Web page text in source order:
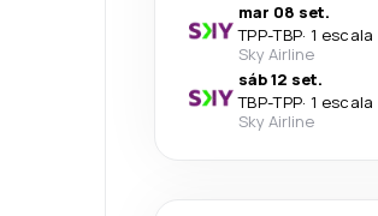
mar 08 set.
TPP-TBP· 1 escala
Sky Airline
sáb 12 set.
TBP-TPP· 1 escala
Sky Airline